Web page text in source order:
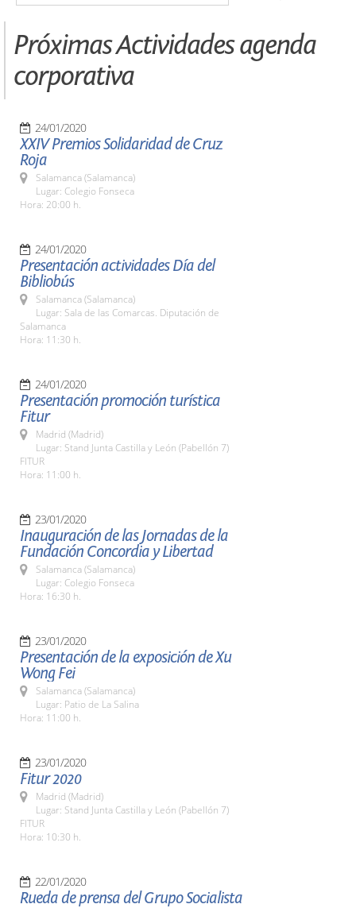
Próximas Actividades agenda
corporativa
24/01/2020
XXIV Premios Solidaridad de Cruz
Roja
Salamanca (Salamanca)
Lugar: Colegio Fonseca
Hora: 20:00 h.
24/01/2020
Presentación actividades Día del
Bibliobús
Salamanca (Salamanca)
Lugar: Sala de las Comarcas. Diputación de
Salamanca
Hora: 11:30 h.
24/01/2020
Presentación promoción turística
Fitur
Madrid (Madrid)
Lugar: Stand Junta Castilla y León (Pabellón 7)
FITUR
Hora: 11:00 h.
23/01/2020
Inauguración de las Jornadas de la
Fundación Concordia y Libertad
Salamanca (Salamanca)
Lugar: Colegio Fonseca
Hora: 16:30 h.
23/01/2020
Presentación de la exposición de Xu
Wong Fei
Salamanca (Salamanca)
Lugar: Patio de La Salina
Hora: 11:00 h.
23/01/2020
Fitur 2020
Madrid (Madrid)
Lugar: Stand Junta Castilla y León (Pabellón 7)
FITUR
Hora: 10:30 h.
22/01/2020
Rueda de prensa del Grupo Socialista